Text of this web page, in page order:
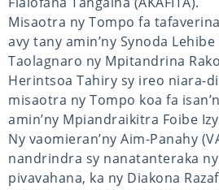
Misaotra ny Tompo fa
avy tany amin’ny Synoda Lehibe
Taolagnaro ny Mpitandrina
Herintsoa Tahiry sy ireo niara-
misaotra ny Tompo koa fa
amin’ny Mpiandraikitra Foibe
Ny vaomieran’ny Aim-Panahy
nandrindra sy nanatanteraka
pivavahana, ka ny Diakona